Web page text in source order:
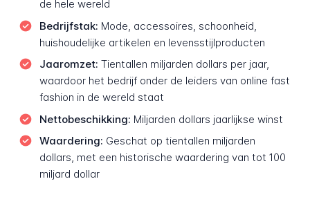
de hele wereld
Bedrijfstak: Mode, accessoires, schoonheid,
huishoudelijke artikelen en levensstijlproducten
Jaaromzet: Tientallen miljarden dollars per jaar,
waardoor het bedrijf onder de leiders van online fast
fashion in de wereld staat
Nettobeschikking: Miljarden dollars jaarlijkse winst
Waardering: Geschat op tientallen miljarden
dollars, met een historische waardering van tot 100
miljard dollar